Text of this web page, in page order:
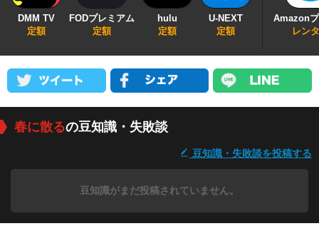
DMM TV
定額
FODプレミアム
定額
hulu
定額
U-NEXT
定額
Amazon
レン
春に散るの豆知識・失敗談
豆知識・失敗談を投稿する
豆知識がまだ投稿されていません。